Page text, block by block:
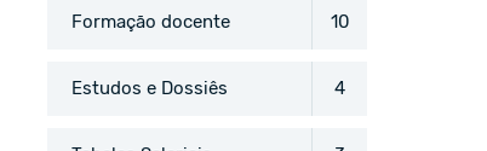
Formação docente 10
Estudos e Dossiês 4